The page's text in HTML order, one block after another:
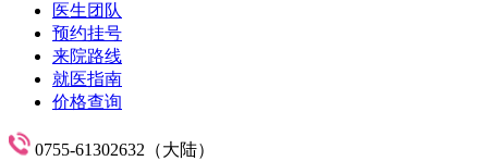
医生团队
预约挂号
来院路线
就医指南
价格查询
0755-61302632（大陆）